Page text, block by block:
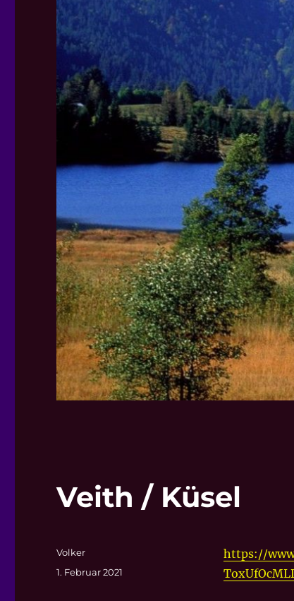
Veith / Küsel
https://
Autor
Volker
Veröffentlicht
1. Februar 2021